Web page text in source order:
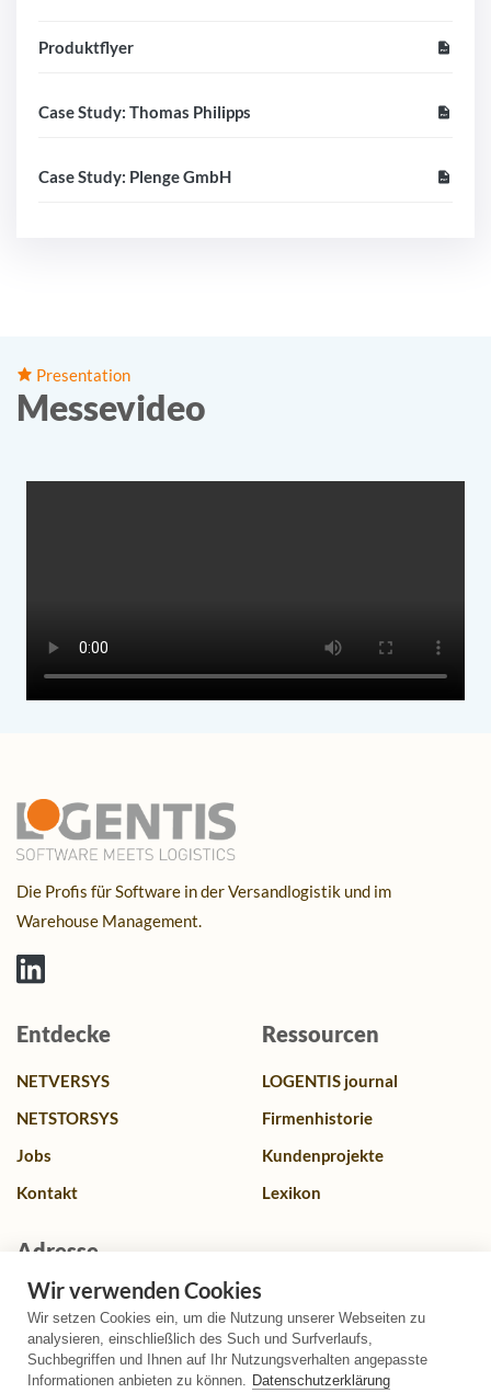
Wir verwenden Cookies
Wir setzen Cookies ein, um die Nutzung unserer Webseiten zu
analysieren, einschließlich des Such und Surfverlaufs,
Suchbegriffen und Ihnen auf Ihr Nutzungsverhalten angepasste
Informationen anbieten zu können. Datenschutzerklärung
Produktflyer
Case Study: Thomas Philipps
Case Study: Plenge GmbH
Presentation
Messevideo
Die Profis für Software in der Versandlogistik und im
Warehouse Management.
Entdecke
NETVERSYS
NETSTORSYS
Jobs
Kontakt
Ressourcen
LOGENTIS journal
Firmenhistorie
Kundenprojekte
Lexikon
Adresse
Franz-Lenz Str. 4, 49084 Osnabrück, Deutschland
+49 (0)541 580587 0
info@logentis.de